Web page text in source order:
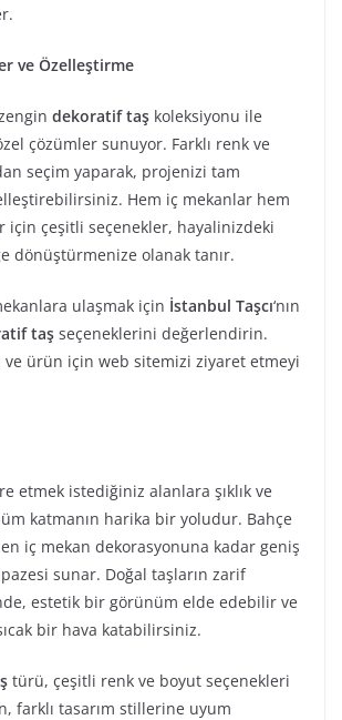
ve Özelleştirme
dekoratif taş koleksiyonu ile
çözümler sunuyor. Farklı renk ve
seçim yaparak, projenizi tam
Hem iç mekanlar hem
için çeşitli seçenekler, hayalinizdeki
dönüştürmenize olanak tanır.
ulaşmak için İstanbul Taşcı‘nın
taş seçeneklerini değerlendirin.
ve ürün için web sitemizi ziyaret etmeyi
etmek istediğiniz alanlara şıklık ve
katmanın harika bir yoludur. Bahçe
iç mekan dekorasyonuna kadar geniş
sunar. Doğal taşların zarif
estetik bir görünüm elde edebilir ve
bir hava katabilirsiniz.
türü, çeşitli renk ve boyut seçenekleri
farklı tasarım stillerine uyum